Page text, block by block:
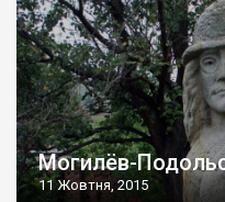
Могилёв-
11 Жовтня, 2015